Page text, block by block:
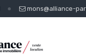
mons@alliance-